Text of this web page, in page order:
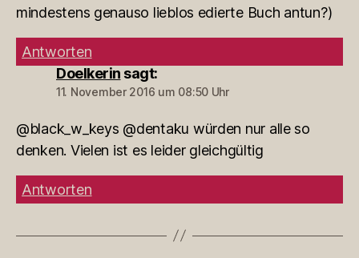
mindestens genauso lieblos edierte Buch antun?)
Antworten
Doelkerin sagt:
11. November 2016 um 08:50 Uhr
@black_w_keys @dentaku würden nur alle so
denken. Vielen ist es leider gleichgültig
Antworten